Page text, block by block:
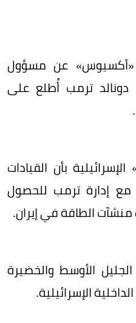
عن مسؤول
ترمب أُطلع على
بأن القيادات
مع إدارة ترمب للحصول
الطاقة في إيران.
الأوسط والخضيرة
الإسرائيلية.